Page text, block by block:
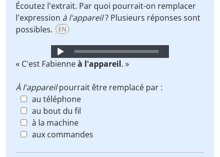
Écoutez l'extrait. Par quoi pourrait-on remplacer
l'expression à l'appareil? Plusieurs réponses sont
possibles.
EN
Audio
Player
« C'est Fabienneà l'appareil. »
À l'appareilpourrait être remplacé par :
au téléphone
au bout du fil
à la machine
aux commandes